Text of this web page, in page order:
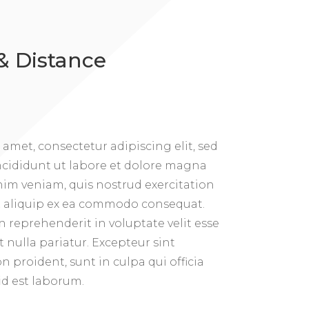
Distance
consectetur adipiscing elit, sed
ut labore et dolore magna
veniam, quis nostrud exercitation
ex ea commodo consequat.
reprehenderit in voluptate velit esse
nulla pariatur. Excepteur sint
proident, sunt in culpa qui officia
est laborum.